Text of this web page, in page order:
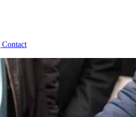
Contact